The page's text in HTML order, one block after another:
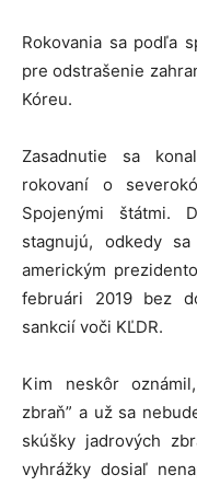
Rokovania sa podľa
pre odstrašenie
Kóreu.
Zasadnutie sa
rokovaní o
Spojenými štátmi.
stagnujú, odkedy
americkým
februári 2019 bez
sankcií voči KĽDR.
Kim neskôr
zbraň” a už sa
skúšky jadrových
vyhrážky dosiaľ